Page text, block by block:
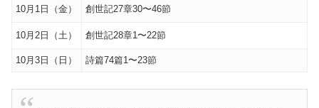
10月1日（金） 創世記27章30〜46節
10月2日（土） 創世記28章1〜22節
10月3日（日） 詩篇74篇1〜23節